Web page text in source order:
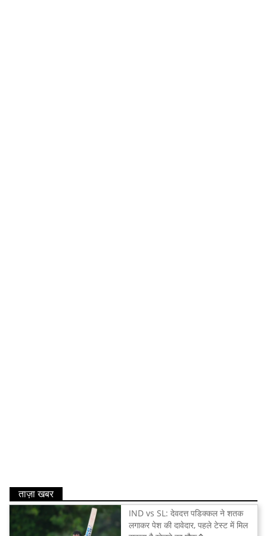
ताज़ा खबर
IND vs SL: देवदत्त पडिक्कल ने शतक
लगाकर पेश की दावेदार, पहले टेस्ट में मिल